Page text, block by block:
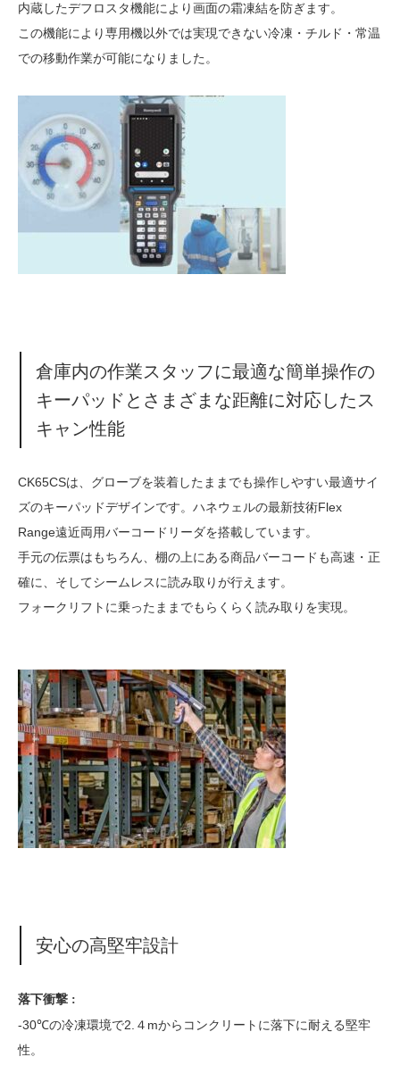
内蔵したデフロスタ機能により画面の霜凍結を防ぎます。
この機能により専用機以外では実現できない冷凍・チルド・常温
での移動作業が可能になりました。
倉庫内の作業スタッフに最適な簡単操作の
キーパッドとさまざまな距離に対応したス
キャン性能
CK65CSは、グローブを装着したままでも操作しやすい最適サイ
ズのキーパッドデザインです。ハネウェルの最新技術Flex
Range遠近両用バーコードリーダを搭載しています。
手元の伝票はもちろん、棚の上にある商品バーコードも高速・正
確に、そしてシームレスに読み取りが行えます。
フォークリフトに乗ったままでもらくらく読み取りを実現。
安心の高堅牢設計
落下衝撃 :
-30℃の冷凍環境で2.４mからコンクリートに落下に耐える堅牢
性。